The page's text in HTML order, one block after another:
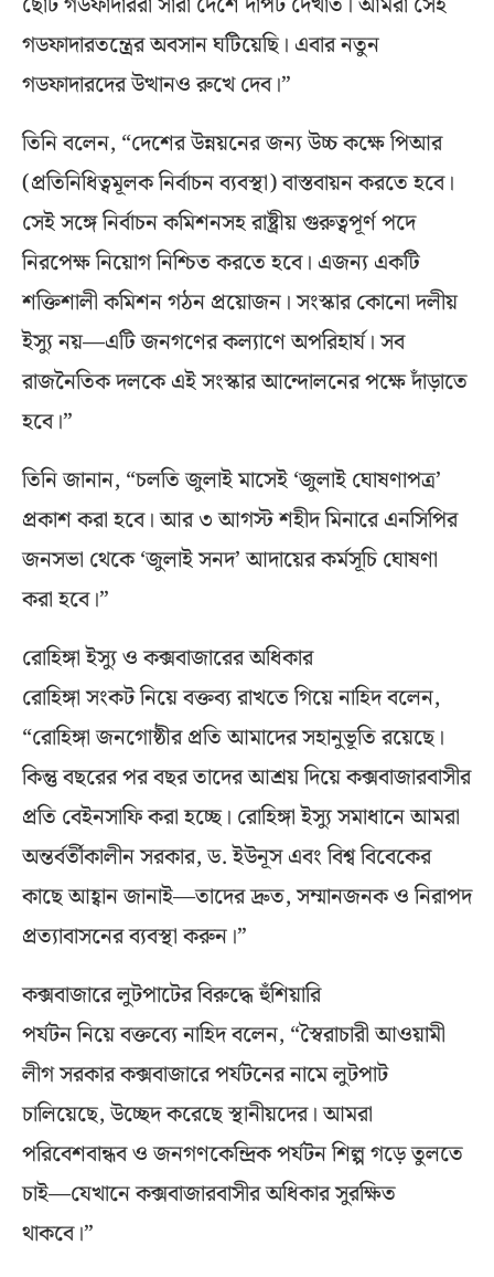
গডফাদারতন্ত্রের অবসান ঘটিয়েছি। এবার নতুন
গডফাদারদের উত্থানও রুখে দেব।”
তিনি বলেন, “দেশের উন্নয়নের জন্য উচ্চ কক্ষে পিআর
(প্রতিনিধিত্বমূলক নির্বাচন ব্যবস্থা) বাস্তবায়ন করতে হবে।
সেই সঙ্গে নির্বাচন কমিশনসহ রাষ্ট্রীয় গুরুত্বপূর্ণ পদে
নিরপেক্ষ নিয়োগ নিশ্চিত করতে হবে। এজন্য একটি
শক্তিশালী কমিশন গঠন প্রয়োজন। সংস্কার কোনো দলীয়
ইস্যু নয়—এটি জনগণের কল্যাণে অপরিহার্য। সব
রাজনৈতিক দলকে এই সংস্কার আন্দোলনের পক্ষে দাঁড়াতে
হবে।”
তিনি জানান, “চলতি জুলাই মাসেই ‘জুলাই ঘোষণাপত্র’
প্রকাশ করা হবে। আর ৩ আগস্ট শহীদ মিনারে এনসিপির
জনসভা থেকে ‘জুলাই সনদ’ আদায়ের কর্মসূচি ঘোষণা
করা হবে।”
রোহিঙ্গা ইস্যু ও কক্সবাজারের অধিকার
রোহিঙ্গা সংকট নিয়ে বক্তব্য রাখতে গিয়ে নাহিদ বলেন,
“রোহিঙ্গা জনগোষ্ঠীর প্রতি আমাদের সহানুভূতি রয়েছে।
কিন্তু বছরের পর বছর তাদের আশ্রয় দিয়ে কক্সবাজারবাসীর
প্রতি বেইনসাফি করা হচ্ছে। রোহিঙ্গা ইস্যু সমাধানে আমরা
অন্তর্বর্তীকালীন সরকার, ড. ইউনূস এবং বিশ্ব বিবেকের
কাছে আহ্বান জানাই—তাদের দ্রুত, সম্মানজনক ও নিরাপদ
প্রত্যাবাসনের ব্যবস্থা করুন।”
কক্সবাজারে লুটপাটের বিরুদ্ধে হুঁশিয়ারি
পর্যটন নিয়ে বক্তব্যে নাহিদ বলেন, “স্বৈরাচারী আওয়ামী
লীগ সরকার কক্সবাজারে পর্যটনের নামে লুটপাট
চালিয়েছে, উচ্ছেদ করেছে স্থানীয়দের। আমরা
পরিবেশবান্ধব ও জনগণকেন্দ্রিক পর্যটন শিল্প গড়ে তুলতে
চাই—যেখানে কক্সবাজারবাসীর অধিকার সুরক্ষিত
থাকবে।”